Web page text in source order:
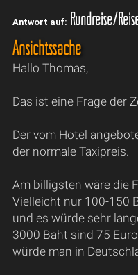
Antwort auf: Rundreise/
Ansichtssache
Hallo Thomas,
Das ist eine Frage der
Der vom Hotel
der normale Taxipreis.
Am billigsten wäre die
Vielleicht nur 100-150
und es würde sehr
3000 Baht sind 75
würde man in